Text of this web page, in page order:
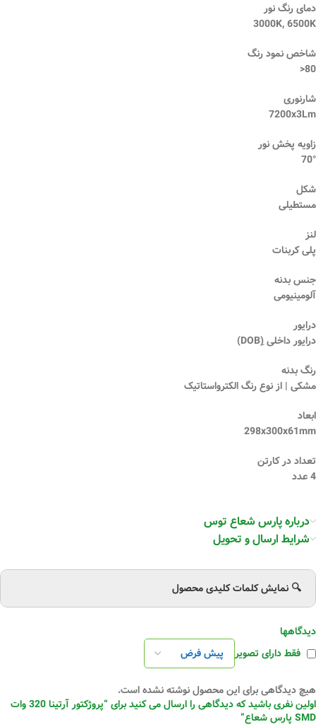
دمای رنگ نور
3000K, 6500K
شاخص نمود رنگ
80<
شارنوری
7200x3Lm
زاویه پخش نور
70°
شکل
مستطیلی
لنز
پلی کربنات
جنس بدنه
آلومینیومی
درایور
درایور داخلی (ِDOB)
رنگ بدنه
مشکی | از نوع رنگ الکترواستاتیک
ابعاد
298x300x61mm
تعداد در کارتن
4 عدد
درباره پارس شعاع توس
شرایط ارسال و تحویل
🔍 نمایش کلمات کلیدی محصول
دیدگاهها
فقط دارای تصویر
هیچ دیدگاهی برای این محصول نوشته نشده است.
اولین نفری باشید که دیدگاهی را ارسال می کنید برای “پروژکتور آرتینا 320 وات
SMD پارس شعاع”